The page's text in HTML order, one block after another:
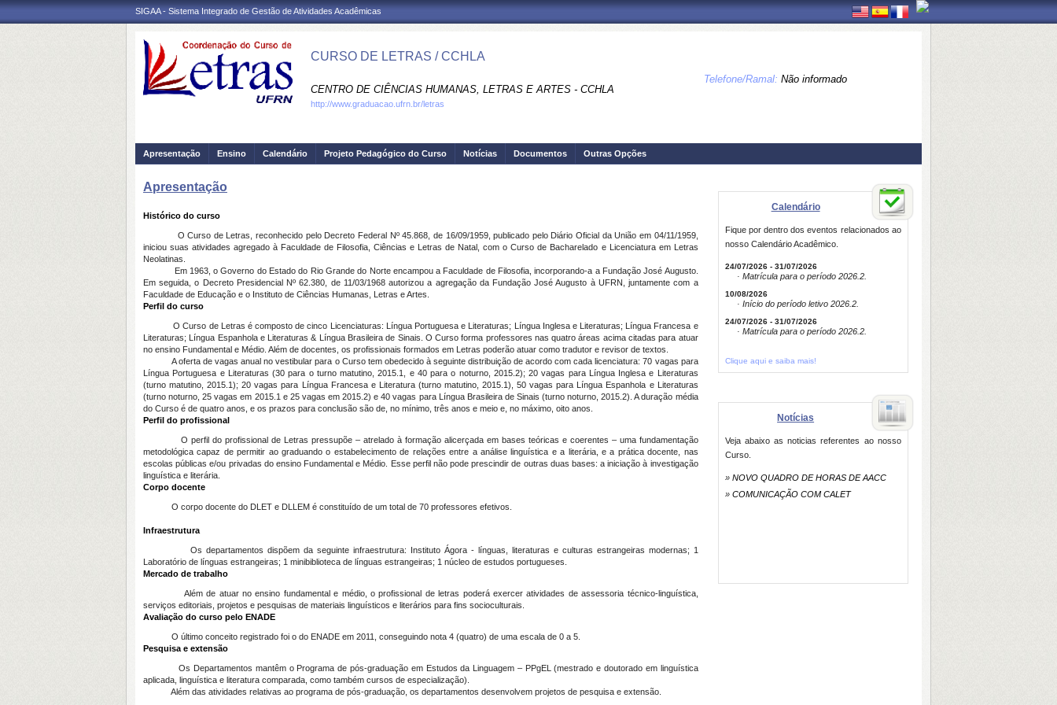
SIGAA - Sistema Integrado de Gestão de Atividades Acadêmicas
CURSO DE LETRAS / CCHLA
CENTRO DE CIÊNCIAS HUMANAS, LETRAS E ARTES - CCHLA
Telefone/Ramal: Não informado
http://www.graduacao.ufrn.br/letras
Apresentação Ensino Calendário Projeto Pedagógico do Curso Notícias Documentos Outras Opções
Apresentação
Histórico do curso
O Curso de Letras, reconhecido pelo Decreto Federal Nº 45.868, de 16/09/1959, publicado pelo Diário Oficial da União em 04/11/1959,
iniciou suas atividades agregado à Faculdade de Filosofia, Ciências e Letras de Natal, com o Curso de Bacharelado e Licenciatura em Letras
Neolatinas.
Em 1963, o Governo do Estado do Rio Grande do Norte encampou a Faculdade de Filosofia, incorporando-a a Fundação José Augusto.
Em seguida, o Decreto Presidencial Nº 62.380, de 11/03/1968 autorizou a agregação da Fundação José Augusto à UFRN, juntamente com a
Faculdade de Educação e o Instituto de Ciências Humanas, Letras e Artes.
Perfil do curso
O Curso de Letras é composto de cinco Licenciaturas: Língua Portuguesa e Literaturas; Língua Inglesa e Literaturas; Língua Francesa e
Literaturas; Língua Espanhola e Literaturas & Língua Brasileira de Sinais. O Curso forma professores nas quatro áreas acima citadas para atuar
no ensino Fundamental e Médio. Além de docentes, os profissionais formados em Letras poderão atuar como tradutor e revisor de textos.
A oferta de vagas anual no vestibular para o Curso tem obedecido à seguinte distribuição de acordo com cada licenciatura: 70 vagas para
Língua Portuguesa e Literaturas (30 para o turno matutino, 2015.1, e 40 para o noturno, 2015.2); 20 vagas para Língua Inglesa e Literaturas
(turno matutino, 2015.1); 20 vagas para Língua Francesa e Literatura (turno matutino, 2015.1), 50 vagas para Língua Espanhola e Literaturas
(turno noturno, 25 vagas em 2015.1 e 25 vagas em 2015.2) e 40 vagas para Língua Brasileira de Sinais (turno noturno, 2015.2). A duração média
do Curso é de quatro anos, e os prazos para conclusão são de, no mínimo, três anos e meio e, no máximo, oito anos.
Perfil do profissional
O perfil do profissional de Letras pressupõe – atrelado à formação alicerçada em bases teóricas e coerentes – uma fundamentação
metodológica capaz de permitir ao graduando o estabelecimento de relações entre a análise linguística e a literária, e a prática docente, nas
escolas públicas e/ou privadas do ensino Fundamental e Médio. Esse perfil não pode prescindir de outras duas bases: a iniciação à investigação
linguística e literária.
Corpo docente
O corpo docente do DLET e DLLEM é constituído de um total de 70 professores efetivos.
Infraestrutura
Os departamentos dispõem da seguinte infraestrutura: Instituto Ágora - línguas, literaturas e culturas estrangeiras modernas; 1
Laboratório de línguas estrangeiras; 1 minibiblioteca de línguas estrangeiras; 1 núcleo de estudos portugueses.
Mercado de trabalho
Além de atuar no ensino fundamental e médio, o profissional de letras poderá exercer atividades de assessoria técnico-linguística,
serviços editoriais, projetos e pesquisas de materiais linguísticos e literários para fins socioculturais.
Avaliação do curso pelo ENADE
O último conceito registrado foi o do ENADE em 2011, conseguindo nota 4 (quatro) de uma escala de 0 a 5.
Pesquisa e extensão
Os Departamentos mantêm o Programa de pós-graduação em Estudos da Linguagem – PPgEL (mestrado e doutorado em linguística
aplicada, linguística e literatura comparada, como também cursos de especialização).
Além das atividades relativas ao programa de pós-graduação, os departamentos desenvolvem projetos de pesquisa e extensão.
Calendário
Fique por dentro dos eventos relacionados ao
nosso Calendário Acadêmico.
24/07/2026 - 31/07/2026
· Matrícula para o período 2026.2.
10/08/2026
· Início do período letivo 2026.2.
24/07/2026 - 31/07/2026
· Matrícula para o período 2026.2.
Clique aqui e saiba mais!
Notícias
Veja abaixo as noticias referentes ao nosso
Curso.
» NOVO QUADRO DE HORAS DE AACC
» COMUNICAÇÃO COM CALET